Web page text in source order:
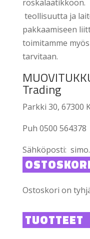
roskalaatikkoon.
teollisuutta ja
pakkaamiseen
toimitamme
tarvitaan.
Trading
Parkki 30, 67300
Puh 0500 564378
Sähköposti:
OSTOSKORI
Ostoskori on
TUOTTEET